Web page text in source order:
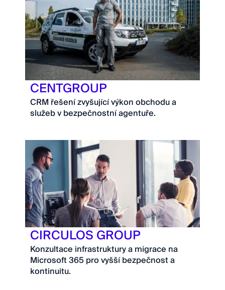
CENTGROUP
CRM řešení zvyšující výkon obchodu a
služeb v bezpečnostní agentuře.
CIRCULOS GROUP
Konzultace infrastruktury a migrace na
Microsoft 365 pro vyšší bezpečnost a
kontinuitu.